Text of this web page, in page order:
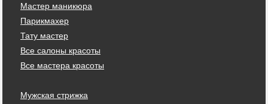
Мастер маникюра
Парикмахер
Тату мастер
Все салоны красоты
Все мастера красоты
Мужская стрижка